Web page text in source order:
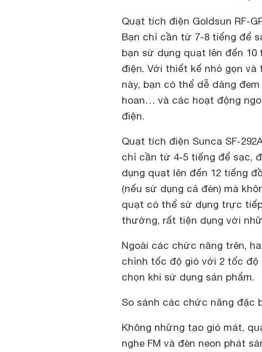
Quạt tích điện Goldsun RF-
Bạn chỉ cần từ 7-8 tiếng để
bạn sử dụng quạt lên đến
điện. Với thiết kế nhỏ gọn
này, bạn có thể dễ dàng
hoan… và các hoạt động
điện.
Quạt tích điện Sunca SF-
chỉ cần từ 4-5 tiếng để sạc,
dụng quạt lên đến 12 tiếng
(nếu sử dụng cả đèn) mà
quạt có thể sử dụng trực
thường, rất tiện dụng với
Ngoài các chức năng trên,
chỉnh tốc độ gió với 2 tốc
chọn khi sử dụng sản phẩm.
So sánh các chức năng đặc
Không những tạo gió mát,
nghe FM và đèn neon phát